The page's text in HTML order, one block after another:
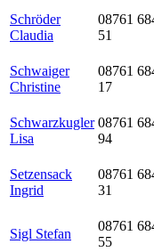
Schröder
Claudia
08761
51
Schwaiger
Christine
08761
17
Schwarzkugler
Lisa
08761
94
Setzensack
Ingrid
08761
31
Sigl Stefan
08761
55